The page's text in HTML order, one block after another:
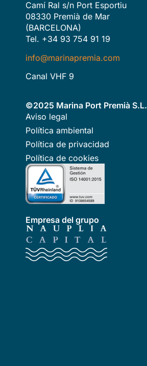
Camí Ral s/n Port Esportiu
08330 Premià de Mar
(BARCELONA)
Tel. +34 93 754 91 19
info@marinapremia.com
Canal VHF 9
©2025 Marina Port Premià S.L.
Aviso legal
Política ambiental
Política de privacidad
Política de cookies
Empresa del grupo